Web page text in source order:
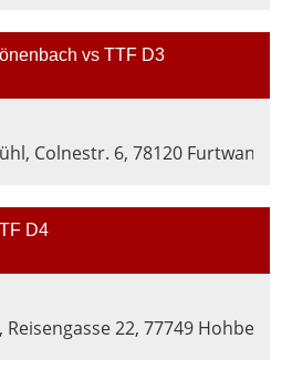
vs TTF D3
Colnestr. 6, 78120
D4
22, 77749 Hohberg-